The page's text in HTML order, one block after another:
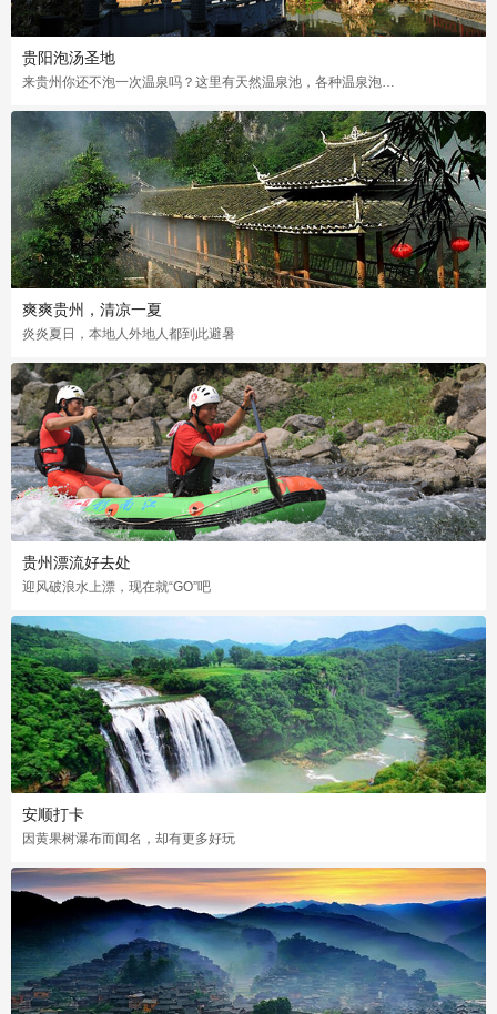
贵阳泡汤圣地
来贵州你还不泡一次温泉吗？这里有天然温泉池，各种温泉泡法让你的皮肤不再干痒
爽爽贵州，清凉一夏
炎炎夏日，本地人外地人都到此避暑
贵州漂流好去处
迎风破浪水上漂，现在就“GO”吧
安顺打卡
因黄果树瀑布而闻名，却有更多好玩